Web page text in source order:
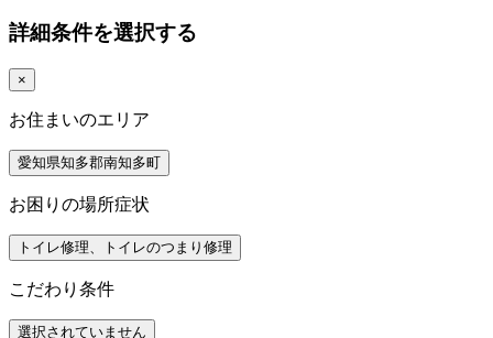
詳細条件を選択する
×
お住まいのエリア
愛知県知多郡南知多町
お困りの場所症状
トイレ修理、トイレのつまり修理
こだわり条件
選択されていません